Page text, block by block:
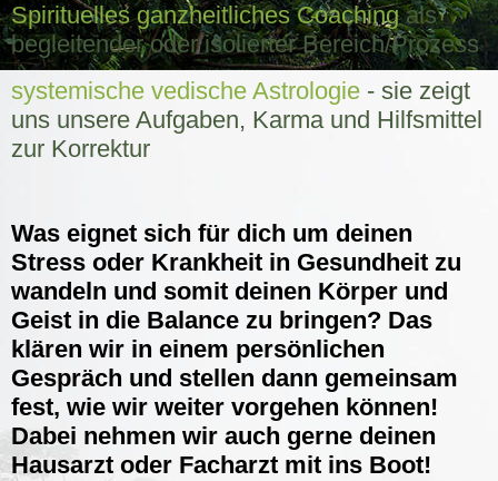
Spirituelles ganzheitliches Coachingals
begleitender oder isolierter Bereich/Prozess
systemische vedische Astrologie - sie zeigt
uns unsere Aufgaben, Karma und Hilfsmittel
zur Korrektur
Was eignet sich für dich um deinen
Stress oder Krankheit in Gesundheit zu
wandeln und somit deinen Körper und
Geist in die Balance zu bringen? Das
klären wir in einem persönlichen
Gespräch und stellen dann gemeinsam
fest, wie wir weiter vorgehen können!
Dabei nehmen wir auch gerne deinen
Hausarzt oder Facharzt mit ins Boot!